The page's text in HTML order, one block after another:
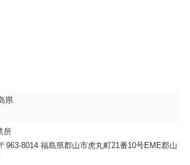
県
所
963-8014 福島県郡山市虎丸町21番10号EME郡山